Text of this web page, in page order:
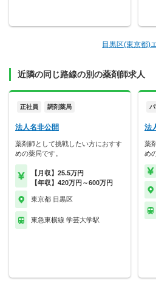
目黒区(東京都)
近隣の同じ路線の別の薬剤師求人
正社員 調剤薬局
法人名非公開
薬剤師として挑戦したい方におすす
めの薬局です。
【月収】25.5万円
【年収】420万円～600万円
東京都 目黒区
東急東横線 学芸大学駅
法
薬
め